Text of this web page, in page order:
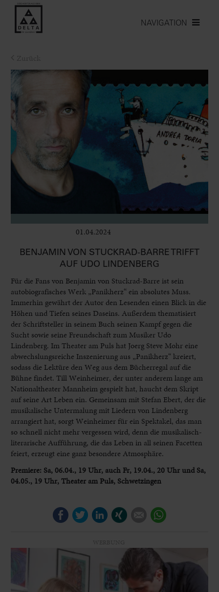
NAVIGATION
01.04.2024
BENJAMIN VON STUCKRAD-BARRE TRIFFT
AUF UDO LINDENBERG
Für die Fans von Benjamin von Stuckrad-Barre ist sein
autobiografisches Werk „Panikherz“ ein absolutes Muss.
Immerhin gewährt der Autor den Lesenden einen Blick in die
Höhen und Tiefen seines Daseins. Außerdem thematisiert
der Schriftsteller in seinem Buch seinen Kampf gegen die
Sucht sowie seine Freundschaft zum Musiker Udo
Lindenberg. Im Theater am Puls hat Joerg Steve Mohr eine
abwechslungsreiche Inszenierung aus „Panikherz“ kreiert,
sodass die Lektüre den Weg aus dem Bücherregal auf die
Bühne findet. Till Weinheimer, der unter anderem lange am
Nationaltheater Mannheim gespielt hat, haucht dem Skript
auf seine Art Leben ein. Gemeinsam mit Stefan Ebert, der die
musikalische Untermalung mit Liedern von Lindenberg
arrangiert hat, sorgt Weinheimer für ein Spektakel, das man
so schnell nicht mehr vergessen wird, denn die musikalisch-
literarische Aufführung, die das Leben in all seinen Facetten
feiert, erzeugt eine ganz besondere Atmosphäre.
Premiere: Sa, 06.04., 19 Uhr, auch Fr, 19.04., 20 Uhr und Sa,
04.05., 19 Uhr, Theater am Puls, Schwetzingen
FacebookTwitterLinkedIn E-mail